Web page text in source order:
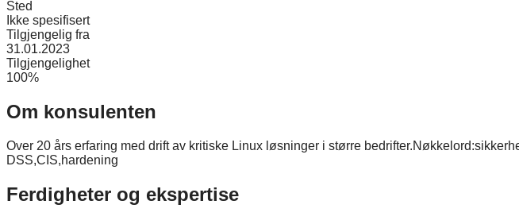
Sted
Ikke spesifisert
Tilgjengelig fra
31.01.2023
Tilgjengelighet
100%
Om konsulenten
Over 20 års erfaring med drift av kritiske Linux løsninger i større
DSS,CIS,hardening
Ferdigheter og ekspertise